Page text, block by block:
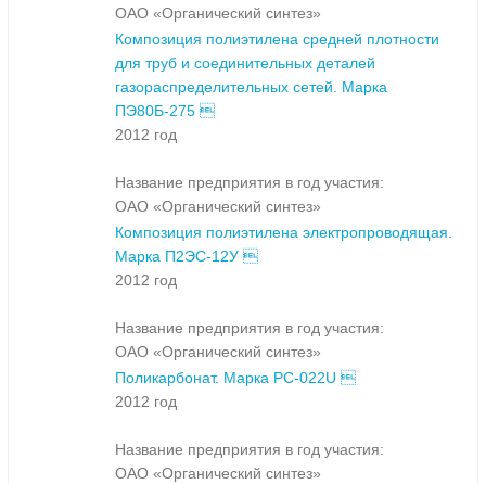
ОАО «Органический синтез»
Композиция полиэтилена средней плотности
для труб и соединительных деталей
газораспределительных сетей. Марка
ПЭ80Б-275 
2012 год
Название предприятия в год участия:
ОАО «Органический синтез»
Композиция полиэтилена электропроводящая.
Марка П2ЭС-12У 
2012 год
Название предприятия в год участия:
ОАО «Органический синтез»
Поликарбонат. Марка PC-022U 
2012 год
Название предприятия в год участия:
ОАО «Органический синтез»